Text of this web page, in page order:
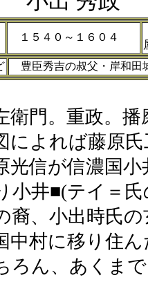
１５４０～１６０４
豊臣秀吉の叔父・岸和
門。重政。播
よれば藤原氏
信が信濃国小
小井■(テイ＝
、小出時氏の
中村に移り住
ん、あくま